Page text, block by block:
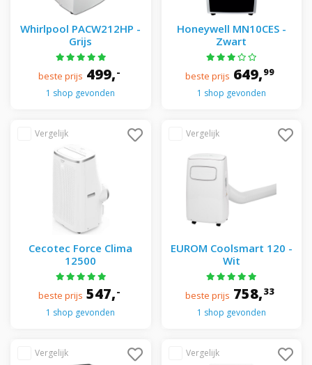
Whirlpool PACW212HP -
Grijs
beste prijs 499,-
1 shop gevonden
Honeywell MN10CES -
Zwart
beste prijs 649,99
1 shop gevonden
Cecotec Force Clima
12500
beste prijs 547,-
1 shop gevonden
EUROM Coolsmart 120 -
Wit
beste prijs 758,33
1 shop gevonden